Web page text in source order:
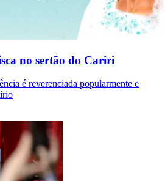
no sertão do Cariri
é reverenciada popularmente e